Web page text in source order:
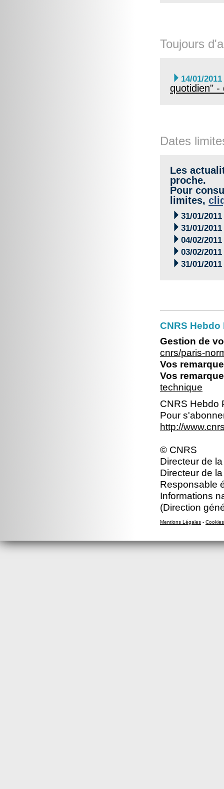
Toujours
 14/01/2011
quotidien" -
Dates
Les
proche.
Pour
limites,
 31/01/2011
 31/01/2011
 04/02/2011
 03/02/2011
 31/01/2011
CNRS
Gestion de
cnrs/paris-
Vos
Vos
technique
CNRS Hebdo
Pour
http://
© CNRS
Directeur de
Directeur de
Responsable
Informations
(Direction
Mentions Légales - Cookies